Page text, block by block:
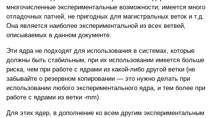
многочисленные экспериментальные возможности; имеется много
отладочных патчей, не пригодных для магистральных веток и т.д.
Она является наиболее экспериментальной из всех ветвей,
описываемых в данном документе.
Эти ядра не подходят для использования в системах, которые
должны быть стабильным, при их использовании имеется больше
риска, чем при работе с ядрами из какой-либо другой ветки (не
забывайте о резервном копировании — это нужно делать при
использовании любого экспериментального ядра, и тем более при
работе с ядрами из ветки -mm).
Для этих ядер, в дополнение ко всем другим экспериментальным